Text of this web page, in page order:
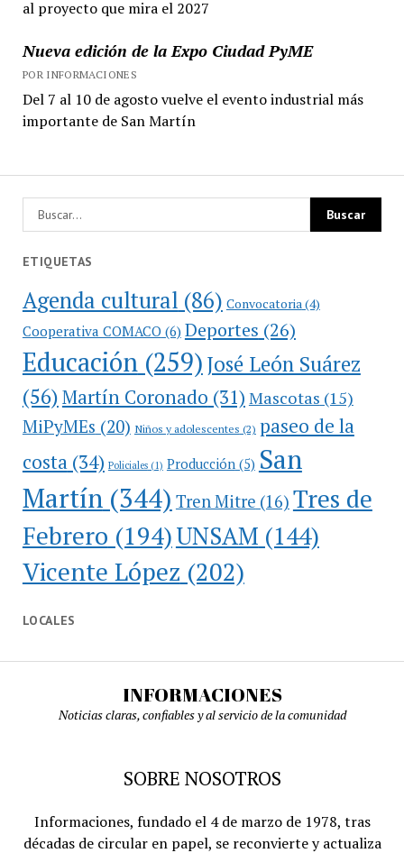
al proyecto que mira el 2027
Nueva edición de la Expo Ciudad PyME
POR INFORMACIONES
Del 7 al 10 de agosto vuelve el evento industrial más
importante de San Martín
ETIQUETAS
Agenda cultural (86) Convocatoria (4)
Cooperativa COMACO(6) Deportes (26)
Educación(259)José León Suárez
(56)Martín Coronado (31) Mascotas (15)
MiPyMEs (20) Niños y adolescentes (2) paseo de la
costa(34) Policiales(1) Producción(5) San
Martín(344) Tren Mitre (16) Tres de
Febrero (194)UNSAM (144)
Vicente López (202)
LOCALES
INFORMACIONES
Noticias claras, confiables y al servicio de la comunidad
SOBRE NOSOTROS
Informaciones, fundado el 4 de marzo de 1978, tras
décadas de circular en papel, se reconvierte y actualiza